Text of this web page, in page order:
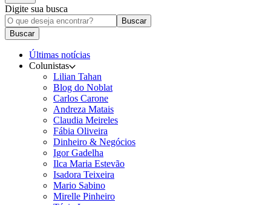
Digite sua busca
Buscar
Buscar
Últimas notícias
Colunistas
Lilian Tahan
Blog do Noblat
Carlos Carone
Andreza Matais
Claudia Meireles
Fábia Oliveira
Dinheiro & Negócios
Igor Gadelha
Ilca Maria Estevão
Isadora Teixeira
Mario Sabino
Mirelle Pinheiro